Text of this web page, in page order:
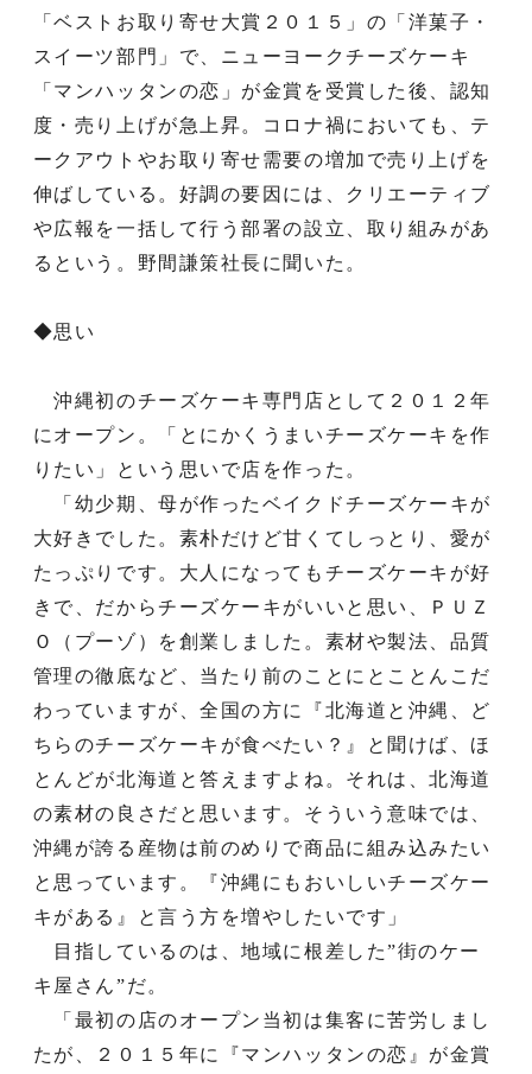
「ベストお取り寄せ大賞２０１５」の「洋菓子・
スイーツ部門」で、ニューヨークチーズケーキ
「マンハッタンの恋」が金賞を受賞した後、認知
度・売り上げが急上昇。コロナ禍においても、テ
ークアウトやお取り寄せ需要の増加で売り上げを
伸ばしている。好調の要因には、クリエーティブ
や広報を一括して行う部署の設立、取り組みがあ
るという。野間謙策社長に聞いた。
◆思い
沖縄初のチーズケーキ専門店として２０１２年
にオープン。「とにかくうまいチーズケーキを作
りたい」という思いで店を作った。
「幼少期、母が作ったベイクドチーズケーキが
大好きでした。素朴だけど甘くてしっとり、愛が
たっぷりです。大人になってもチーズケーキが好
きで、だからチーズケーキがいいと思い、ＰＵＺ
Ｏ（プーゾ）を創業しました。素材や製法、品質
管理の徹底など、当たり前のことにとことんこだ
わっていますが、全国の方に『北海道と沖縄、ど
ちらのチーズケーキが食べたい？』と聞けば、ほ
とんどが北海道と答えますよね。それは、北海道
の素材の良さだと思います。そういう意味では、
沖縄が誇る産物は前のめりで商品に組み込みたい
と思っています。『沖縄にもおいしいチーズケー
キがある』と言う方を増やしたいです」
目指しているのは、地域に根差した”街のケー
キ屋さん”だ。
「最初の店のオープン当初は集客に苦労しまし
たが、２０１５年に『マンハッタンの恋』が金賞